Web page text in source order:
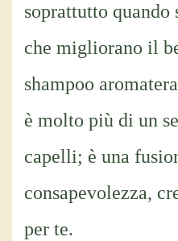
soprattutto
che migliorano il
shampoo
è molto più di un
capelli; è una
consapevolezza,
per te.